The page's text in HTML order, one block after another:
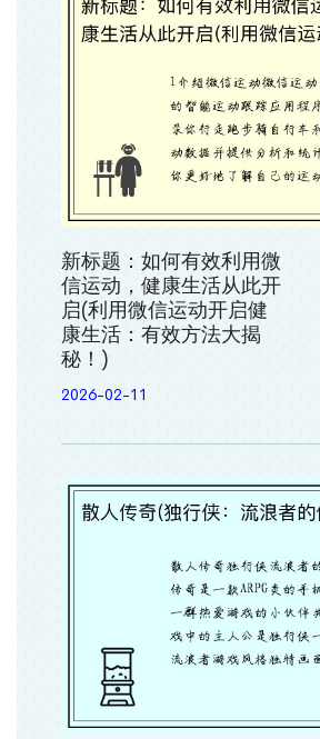
新标题：如何有效利用微
信运动，健康生活从此开
启(利用微信运动开启健
康生活：有效方法大揭
秘！)
2026-02-11